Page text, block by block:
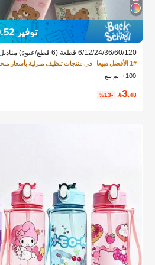
توفير 0.52
6/12/24/36/60/120 قطعة (6
يرة محمولة، مناديل يد محمولة للسفر، مناديل
1# الأفضل مبيعا
100+. تم بيع
3.48
%13-